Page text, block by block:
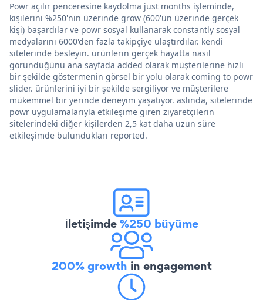
Powr açılır penceresine kaydolma just months işleminde,
kişilerini %250'nin üzerinde grow (600'ün üzerinde gerçek
kişi) başardılar ve powr sosyal kullanarak constantly sosyal
medyalarını 6000'den fazla takipçiye ulaştırdılar. kendi
sitelerinde besleyin. ürünlerin gerçek hayatta nasıl
göründüğünü ana sayfada added olarak müşterilerine hızlı
bir şekilde göstermenin görsel bir yolu olarak coming to powr
slider. ürünlerini iyi bir şekilde sergiliyor ve müşterilere
mükemmel bir yerinde deneyim yaşatıyor. aslında, sitelerinde
powr uygulamalarıyla etkileşime giren ziyaretçilerin
sitelerindeki diğer kişilerden 2,5 kat daha uzun süre
etkileşimde bulundukları reported.
İletişimde%250 büyüme
200% growth in engagement